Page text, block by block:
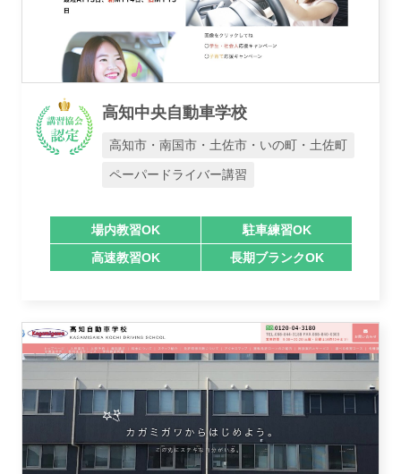
高知中央自動車学校
高知市・南国市・土佐市・いの町・土佐町
ペーパードライバー講習
場内教習OK
駐車練習OK
高速教習OK
長期ブランクOK